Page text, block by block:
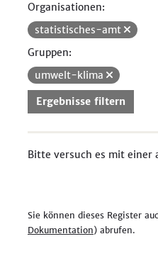
Organisationen:
statistisches-amt
Gruppen:
umwelt-klima
Ergebnisse filtern
Bitte versuch es mit einer
Sie können dieses Register
Dokumentation) abrufen.